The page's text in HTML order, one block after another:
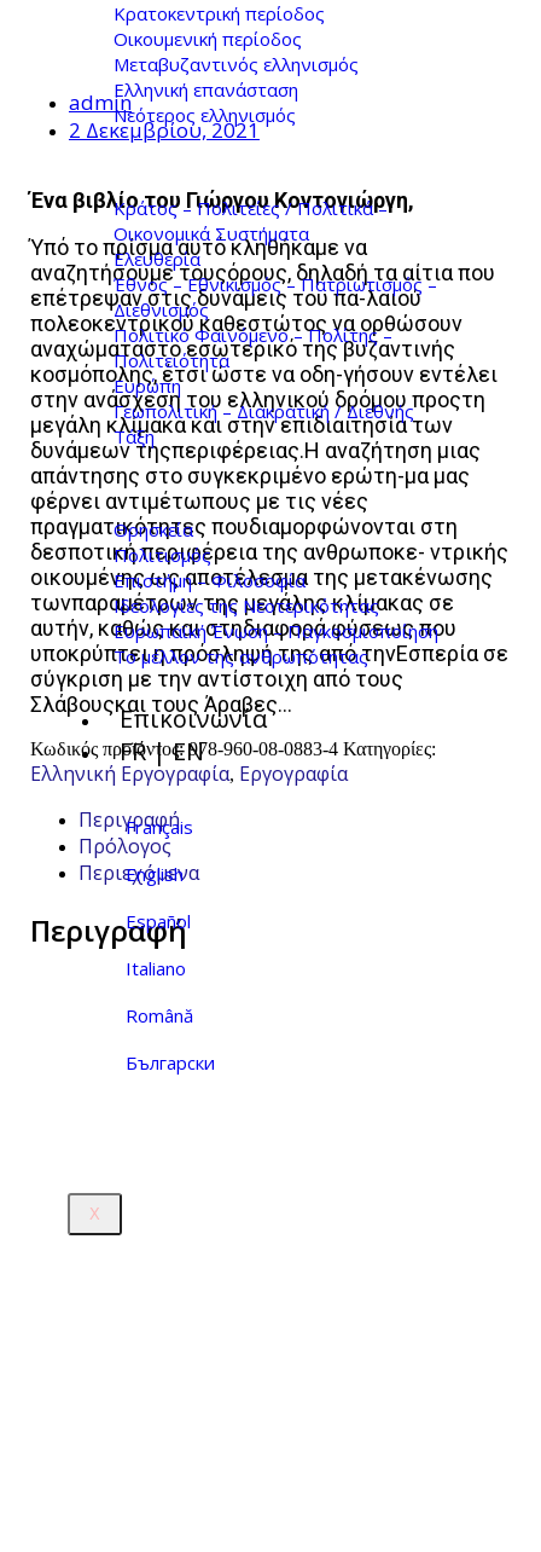
Κρατοκεντρική περίοδος
Οικουμενική περίοδος
Μεταβυζαντινός ελληνισμός
Ελληνική επανάσταση
Νεότερος ελληνισμός
Κράτος – Πολιτείες / Πολιτικά –
Οικονομικά Συστήματα
Ελευθερία
Έθνος – Εθνικισμός – Πατριωτισμός –
Διεθνισμός
Πολιτικό Φαινόμενο – Πολίτης –
Πολιτειότητα
Ευρώπη
Γεωπολιτική – Διακρατική / Διεθνής
Τάξη
Θρησκεία
Πολιτισμός
Επιστήμη – Φιλοσοφία
Ιδεολογίες της Νεοτερικότητας
Ευρωπαϊκή Ένωση – Παγκοσμιοποίηση
Το μέλλον της ανθρωπότητας
Επικοινωνία
FR | EN
Français
English
Español
Italiano
Română
Български
X
admin
2 Δεκεμβρίου, 2021
Ένα βιβλίο του Γιώργου Κοντογιώργη,
Ύπό το πρίσμα αυτό κληθήκαμε να
αναζητήσουμε τουςόρους, δηλαδή τα αίτια που
επέτρεψαν στις δυνάμεις του πα-λαιού
πολεοκεντρικού καθεστώτος να ορθώσουν
αναχώματαστο εσωτερικό της βυζαντινής
κοσμόπολης, έτσι ώστε να οδη-γήσουν εντέλει
στην ανάσχεση του ελληνικού δρόμου προςτη
μεγάλη κλίμακα και στην επιδιαιτησία των
δυνάμεων τηςπεριφέρειας.Η αναζήτηση μιας
απάντησης στο συγκεκριμένο ερώτη-μα μας
φέρνει αντιμέτωπους με τις νέες
πραγματικότητες πουδιαμορφώνονται στη
δεσποτική περιφέρεια της ανθρωποκε- ντρικής
οικουμένης ως αποτέλεσμα της μετακένωσης
τωνπαραμέτρων της μεγάλης κλίμακας σε
αυτήν, καθώς και στηδιαφορά φύσεως που
υποκρύπτει η πρόσληψή της από τηνΕσπερία σε
σύγκριση με την αντίστοιχη από τους
Σλάβουςκαι τους Άραβες…
Κωδικός προϊόντος:978-960-08-0883-4 Κατηγορίες:
Ελληνική Εργογραφία, Εργογραφία
Περιγραφή
Πρόλογος
Περιεχόμενα
Περιγραφή